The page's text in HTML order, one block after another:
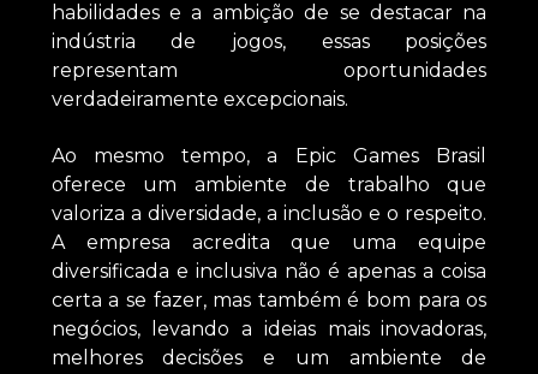
habilidades e a ambição de se destacar na
indústria de jogos, essas posições
representam oportunidades
verdadeiramente excepcionais.
Ao mesmo tempo, a Epic Games Brasil
oferece um ambiente de trabalho que
valoriza a diversidade, a inclusão e o respeito.
A empresa acredita que uma equipe
diversificada e inclusiva não é apenas a coisa
certa a se fazer, mas também é bom para os
negócios, levando a ideias mais inovadoras,
melhores decisões e um ambiente de